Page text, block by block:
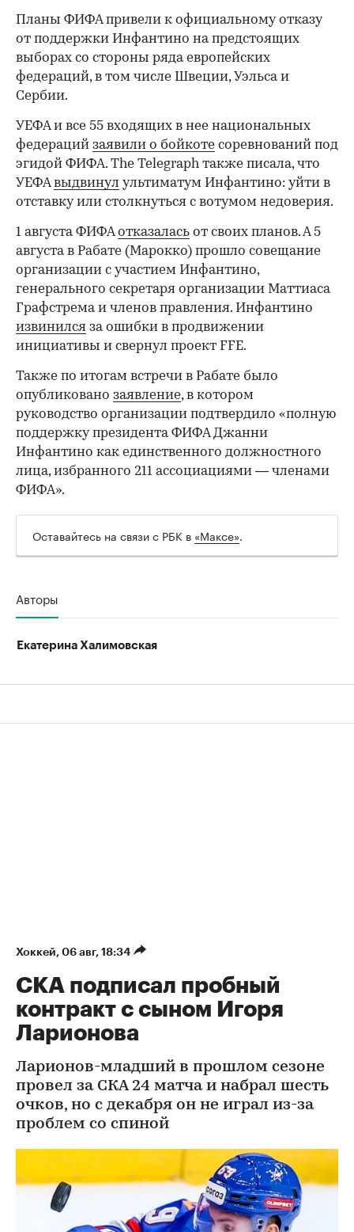
Планы ФИФА привели к официальному отказу
от поддержки Инфантино на предстоящих
выборах со стороны ряда европейских
федераций, в том числе Швеции, Уэльса и
Сербии.
УЕФА и все 55 входящих в нее национальных
федераций заявили о бойкоте соревнований под
эгидой ФИФА. The Telegraph также писала, что
УЕФАвыдвинул ультиматум Инфантино: уйти в
отставку или столкнуться с вотумом недоверия.
1 августа ФИФАотказалась от своих планов. А 5
августа в Рабате (Марокко) прошло совещание
организации с участием Инфантино,
генерального секретаря организации Маттиаса
Графстрема и членов правления. Инфантино
извинился за ошибки в продвижении
инициативы и свернул проект FFE.
Также по итогам встречи в Рабате было
опубликовано заявление, в котором
руководство организации подтвердило «полную
поддержку президента ФИФА Джанни
Инфантино как единственного должностного
лица, избранного 211 ассоциациями — членами
ФИФА».
Оставайтесь на связи с РБК в «Максе».
Авторы
Екатерина Халимовская
Хоккей⁠, 06 авг, 18:34
СКА подписал пробный
контракт с сыном Игоря
Ларионова
Ларионов-младший в прошлом сезоне
провел за СКА 24 матча и набрал шесть
очков, но с декабря он не играл из-за
проблем со спиной